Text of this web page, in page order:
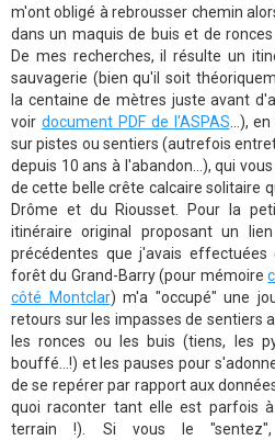
m'ont obligé à rebrousser chemin
dans un maquis de buis et de ronces
De mes recherches, il résulte un
sauvagerie (bien qu'il soit
la centaine de mètres juste avant
voir document PDF de l'ASPAS ...),
sur pistes ou sentiers (autrefois
depuis 10 ans à l'abandon...), qui
de cette belle crête calcaire solitaire
Drôme et du Riousset. Pour la
itinéraire original proposant un
précédentes que j'avais
forêt du Grand-Barry (pour mémoire
côté Montclar) m'a "occupé" une
retours sur les impasses de sentiers
les ronces ou les buis (tiens, les
bouffé...!) et les pauses pour
de se repérer par rapport aux
quoi raconter tant elle est parfois
terrain !). Si vous le "sentez",